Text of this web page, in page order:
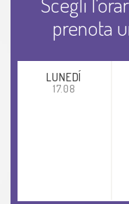
prenota
LUNEDÍ
17.08